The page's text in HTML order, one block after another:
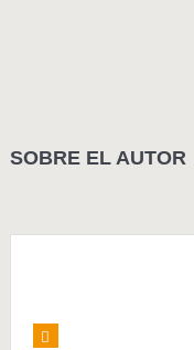
SOBRE EL AUTOR